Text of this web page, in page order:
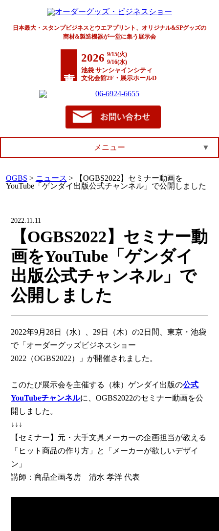
日本最大・スタンプビジネスとウエアプリント、オリジナル&SPグッズの
商材&製造機器が一堂に集う展示会
2026 9/15(火)
9/16(水)
池袋 サンシャインシティ
文化会館2F・展示ホールD
メニュー ▼
OGBS > ニュース >
【OGBS2022】セミナー動画を
YouTube「ゲンダイ出版公式チャンネル」で公開しました
2022.11.11
【OGBS2022】セミナー動
画をYouTube「ゲンダイ
出版公式チャンネル」で
公開しました
2022年9月28日（水）、29日（木）の2日間、東京・池袋
で「オーダーグッズビジネスショー
2022（OGBS2022）」が開催されました。
このたび展示会を主催する（株）ゲンダイ出版の公式
YouTubeチャンネルに、OGBS2022のセミナー動画を公
開しました。
↓↓↓
【セミナー】元・大手文具メーカーの企画担当が教える
「ヒット商品の作り方」と「メーカーが欲しいデザイ
ン」
講師：商品企画考房 清水 孝洋 代表